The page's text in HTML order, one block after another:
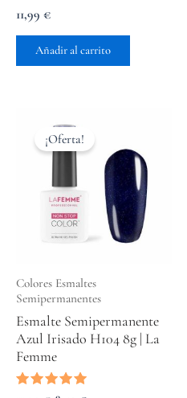
11,99 €
Añadir al carrito
¡Oferta!
Colores Esmaltes
Semipermanentes
Esmalte Semipermanente
Azul Irisado H104 8g | La
Femme
precio
original
11,90 €.
actual
8,50 €.